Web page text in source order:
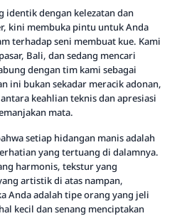
identik dengan kelezatan dan
kini membuka pintu untuk Anda
terhadap seni membuat kue. Kami
Bali, dan sedang mencari
dengan tim kami sebagai
ini bukan sekadar meracik adonan,
keahlian teknis dan apresiasi
mata.
setiap hidangan manis adalah
yang tertuang di dalamnya.
harmonis, tekstur yang
artistik di atas nampan,
Anda adalah tipe orang yang jeli
kecil dan senang menciptakan